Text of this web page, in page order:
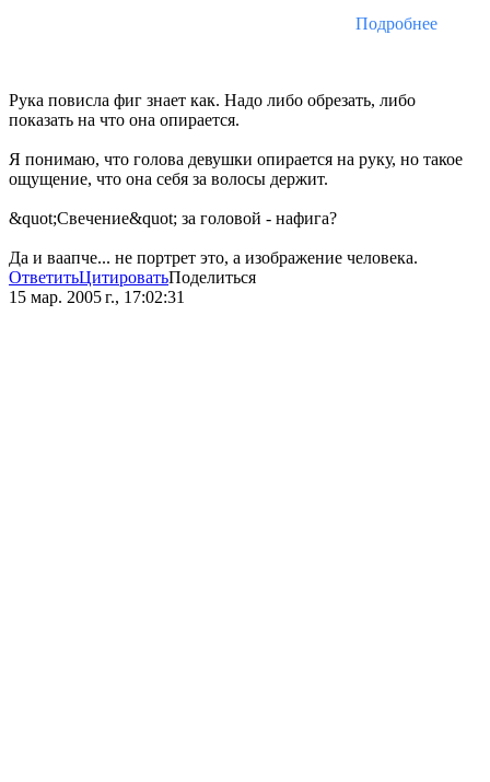
Подробнее
Рука повисла фиг знает как. Надо либо обрезать, либо
показать на что она опирается.
Я понимаю, что голова девушки опирается на руку, но такое
ощущение, что она себя за волосы держит.
&quot;Свечение&quot; за головой - нафига?
Да и ваапче... не портрет это, а изображение человека.
ОтветитьЦитироватьПоделиться
15 мар. 2005 г., 17:02:31